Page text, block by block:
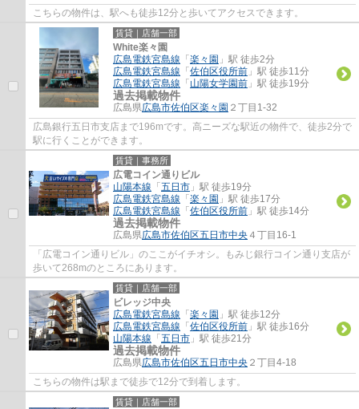
こちらの物件は、駅へも徒歩12分と歩いてアクセスできます。
賃貸｜店舗一部
White楽々園
広島電鉄宮島線 「 楽々園 」駅 徒歩2分
広島電鉄宮島線 「 佐伯区役所前 」駅 徒歩11分
広島電鉄宮島線 「 山陽女学園前 」駅 徒歩19分
過去掲載物件
広島県広島市佐伯区楽々園 ２丁目1-32
広島銀行五日市支店まで196mです。高ニーズな駅近の物件で、徒歩2分で
駅に行くことができます。
賃貸｜事務所
広電コイン通りビル
山陽本線 「 五日市 」駅 徒歩19分
広島電鉄宮島線 「 楽々園 」駅 徒歩17分
広島電鉄宮島線 「 佐伯区役所前 」駅 徒歩14分
過去掲載物件
広島県広島市佐伯区五日市中央 ４丁目16-1
「広電コイン通りビル」のここがイチオシ。もみじ銀行コイン通り支店が
歩いて268mのところにあります。
賃貸｜店舗一部
ビレッジ中央
広島電鉄宮島線 「 楽々園 」駅 徒歩12分
広島電鉄宮島線 「 佐伯区役所前 」駅 徒歩16分
山陽本線 「 五日市 」駅 徒歩21分
過去掲載物件
広島県広島市佐伯区五日市中央 ２丁目4-18
こちらの物件は駅まで徒歩で12分で到着します。
賃貸｜店舗一部